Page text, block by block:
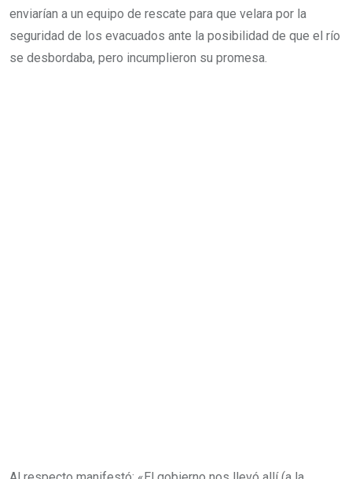
enviarían a un equipo de rescate para que velara por la
seguridad de los evacuados ante la posibilidad de que el río
se desbordaba, pero incumplieron su promesa.